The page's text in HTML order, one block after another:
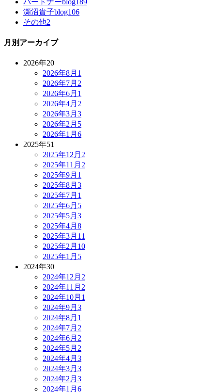
瀬沼貴子blog106
その他2
月別アーカイブ
2026年20
2026年8月 1
2026年7月 2
2026年6月 1
2026年4月 2
2026年3月 3
2026年2月 5
2026年1月 6
2025年51
2025年12月 2
2025年11月 2
2025年9月 1
2025年8月 3
2025年7月 1
2025年6月 5
2025年5月 3
2025年4月 8
2025年3月 11
2025年2月 10
2025年1月 5
2024年30
2024年12月 2
2024年11月 2
2024年10月 1
2024年9月 3
2024年8月 1
2024年7月 2
2024年6月 2
2024年5月 2
2024年4月 3
2024年3月 3
2024年2月 3
2024年1月 6